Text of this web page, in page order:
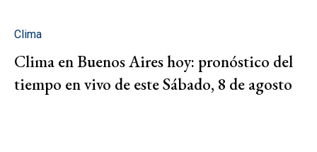
Clima
Clima en Buenos Aires hoy: pronóstico del
tiempo en vivo de este Sábado, 8 de agosto